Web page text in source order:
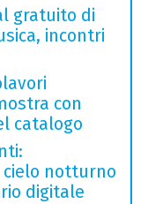
gratuito di
incontri
con
catalogo
cielo notturno
digitale